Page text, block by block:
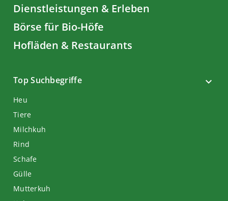
Dienstleistungen & Erleben
Börse für Bio-Höfe
Hofläden & Restaurants
Top Suchbegriffe
Heu
Tiere
Milchkuh
Rind
Schafe
Gülle
Mutterkuh